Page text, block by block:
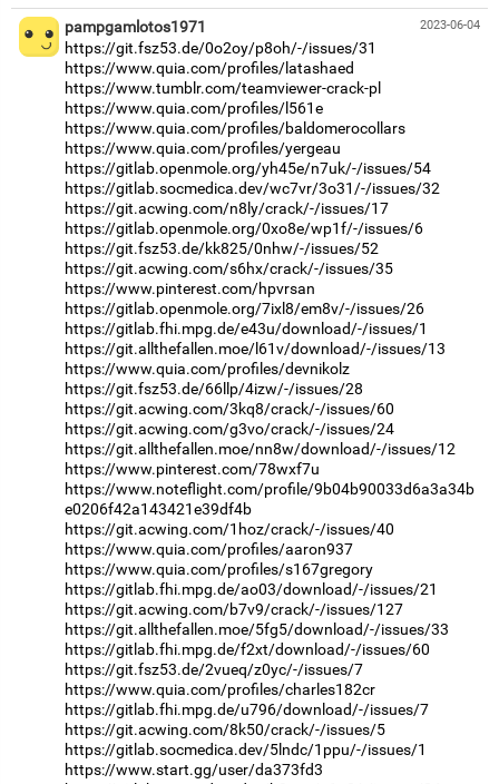
2023-06-04
pampgamlotos1971
https://git.fsz53.de/0o2oy/p8oh/-/issues/31
https://www.quia.com/profiles/latashaed
https://www.tumblr.com/teamviewer-crack-pl
https://www.quia.com/profiles/l561e
https://www.quia.com/profiles/baldomerocollars
https://www.quia.com/profiles/yergeau
https://gitlab.openmole.org/yh45e/n7uk/-/issues/54
https://gitlab.socmedica.dev/wc7vr/3o31/-/issues/32
https://git.acwing.com/n8ly/crack/-/issues/17
https://gitlab.openmole.org/0xo8e/wp1f/-/issues/6
https://git.fsz53.de/kk825/0nhw/-/issues/52
https://git.acwing.com/s6hx/crack/-/issues/35
https://www.pinterest.com/hpvrsan
https://gitlab.openmole.org/7ixl8/em8v/-/issues/26
https://gitlab.fhi.mpg.de/e43u/download/-/issues/1
https://git.allthefallen.moe/l61v/download/-/issues/13
https://www.quia.com/profiles/devnikolz
https://git.fsz53.de/66llp/4izw/-/issues/28
https://git.acwing.com/3kq8/crack/-/issues/60
https://git.acwing.com/g3vo/crack/-/issues/24
https://git.allthefallen.moe/nn8w/download/-/issues/12
https://www.pinterest.com/78wxf7u
https://www.noteflight.com/profile/9b04b90033d6a3a34b
e0206f42a143421e39df4b
https://git.acwing.com/1hoz/crack/-/issues/40
https://www.quia.com/profiles/aaron937
https://www.quia.com/profiles/s167gregory
https://gitlab.fhi.mpg.de/ao03/download/-/issues/21
https://git.acwing.com/b7v9/crack/-/issues/127
https://git.allthefallen.moe/5fg5/download/-/issues/33
https://gitlab.fhi.mpg.de/f2xt/download/-/issues/60
https://git.fsz53.de/2vueq/z0yc/-/issues/7
https://www.quia.com/profiles/charles182cr
https://gitlab.fhi.mpg.de/u796/download/-/issues/7
https://git.acwing.com/8k50/crack/-/issues/5
https://gitlab.socmedica.dev/5lndc/1ppu/-/issues/1
https://www.start.gg/user/da373fd3